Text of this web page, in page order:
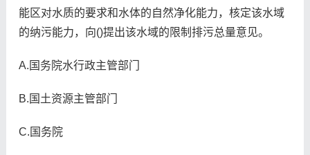
能区对水质的要求和水体的自然净化能力，核定该水域
的纳污能力，向()提出该水域的限制排污总量意见。
A.国务院水行政主管部门
B.国土资源主管部门
C.国务院